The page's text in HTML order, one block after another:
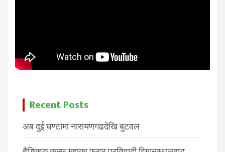
Recent Posts
अब दुई घण्टामा नारायणगढदेखि बुटवल